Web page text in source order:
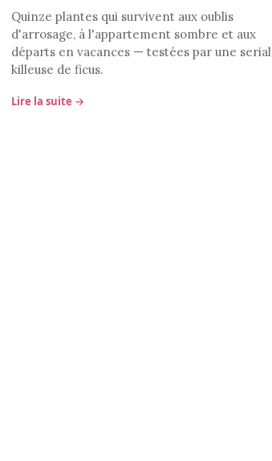
Quinze plantes qui survivent aux oublis
d'arrosage, à l'appartement sombre et aux
départs en vacances — testées par une serial
killeuse de ficus.
Lire la suite →